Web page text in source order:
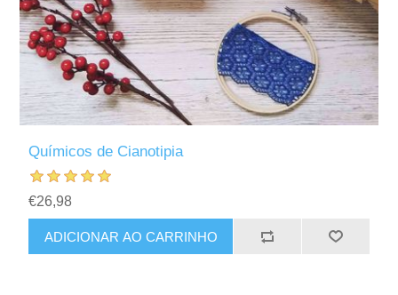
Químicos de Cianotipia
€26,98